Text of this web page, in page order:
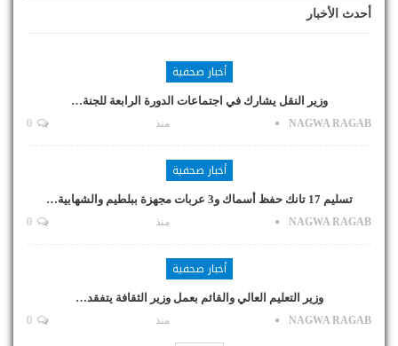
أحدث الأخبار
أخبار صحفية
وزير النقل يشارك في اجتماعات الدورة الرابعة للجنة…
NAGWA RAGAB منذ
أخبار صحفية
تسليم 17 تانك حفظ أسماك و3 عربات مجهزة ببلطيم والشهابية…
NAGWA RAGAB منذ
أخبار صحفية
وزير التعليم العالي والقائم بعمل وزير الثقافة يتفقد…
NAGWA RAGAB منذ